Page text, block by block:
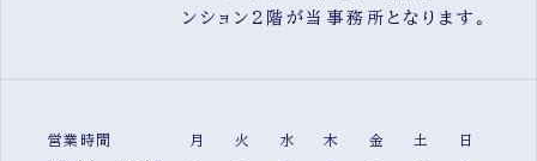
ンション2階が当事務所となります。
営業時間 月 火 水 木 金 土 日